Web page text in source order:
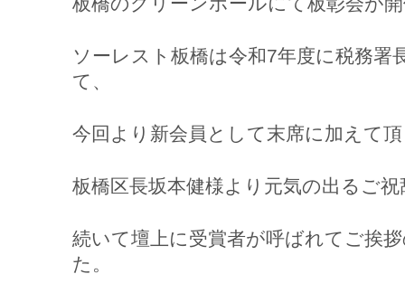
ソーレスト板橋は令和7年度に税務署
て、
今回より新会員として末席に加えて
板橋区長坂本健様より元気の出るご
続いて壇上に受賞者が呼ばれてご挨
た。